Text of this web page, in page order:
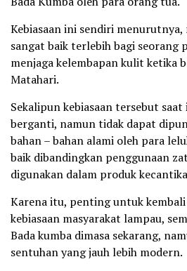
Kebiasaan ini sendiri
sangat baik terlebih bagi seorang
menjaga kelembapan kulit ketika
Matahari.
Sekalipun kebiasaan tersebut
berganti, namun tidak dapat
bahan – bahan alami oleh para
baik dibandingkan penggunaan
digunakan dalam produk
Karena itu, penting untuk
kebiasaan masyarakat lampau,
Bada kumba dimasa sekarang,
sentuhan yang jauh lebih modern.